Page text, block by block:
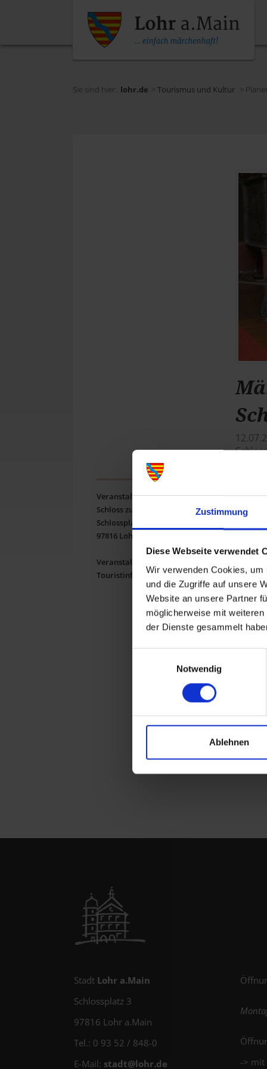
Zustimmung
Diese Webseite verwendet
Wir verwenden Cookies,
und die Zugriffe auf unsere
Website an unsere Partner
möglicherweise mit
der Dienste gesammelt
Notwendig
Ablehnen
Sie sind hier: lohr.de > Tourismus und Kultur >
Veranstaltungsort:
Schloss zu Lohr a.Main
Schlossplatz 1
97816 Lohr a.Main
Veranstalter:
Touristinformation Lohr a.Main
Im
die
statt.
Eintritt
Stadt Lohr a.Main
Schlossplatz 3
97816 Lohr a.Main
Tel.: 0 93 52 / 848-0
E-Mail: stadt@lohr.de
-> mit